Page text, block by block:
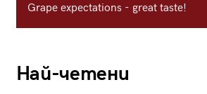
Grape expectations - great taste!
Най-четени